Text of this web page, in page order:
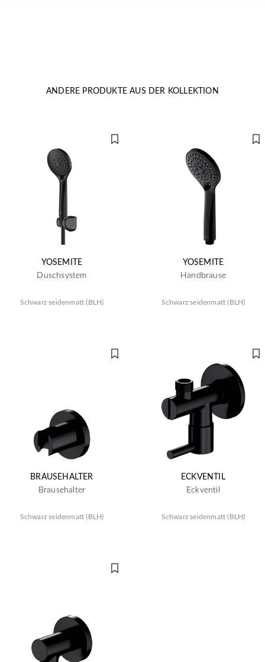
ANDERE PRODUKTE AUS DER KOLLEKTION
YOSEMITE
Duschsystem
Schwarz seidenmatt (BLH)
YOSEMITE
Handbrause
Schwarz seidenmatt (BLH)
BRAUSEHALTER
Brausehalter
Schwarz seidenmatt (BLH)
ECKVENTIL
Eckventil
Schwarz seidenmatt (BLH)